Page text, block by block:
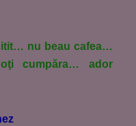
nu beau cafea…
cumpăra… ador